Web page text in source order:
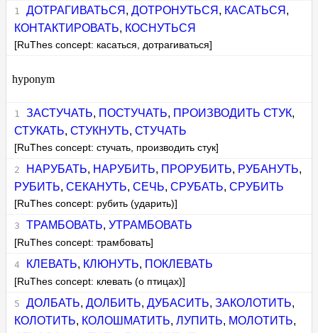
ДОТРАГИВАТЬСЯ , ДОТРОНУТЬСЯ , КАСАТЬСЯ ,
КОНТАКТИРОВАТЬ, КОСНУТЬСЯ
[RuThes concept: касаться, дотрагиваться]
hyponym
ЗАСТУЧАТЬ, ПОСТУЧАТЬ, ПРОИЗВОДИТЬ СТУК,
СТУКАТЬ,СТУКНУТЬ,СТУЧАТЬ
[RuThes concept: стучать, производить стук]
НАРУБАТЬ, НАРУБИТЬ, ПРОРУБИТЬ, РУБАНУТЬ,
РУБИТЬ,СЕКАНУТЬ,СЕЧЬ,СРУБАТЬ,СРУБИТЬ
[RuThes concept: рубить (ударить)]
ТРАМБОВАТЬ, УТРАМБОВАТЬ
[RuThes concept: трамбовать]
КЛЕВАТЬ, КЛЮНУТЬ, ПОКЛЕВАТЬ
[RuThes concept: клевать (о птицах)]
ДОЛБАТЬ, ДОЛБИТЬ, ДУБАСИТЬ, ЗАКОЛОТИТЬ,
КОЛОТИТЬ, КОЛОШМАТИТЬ,ЛУПИТЬ, МОЛОТИТЬ,